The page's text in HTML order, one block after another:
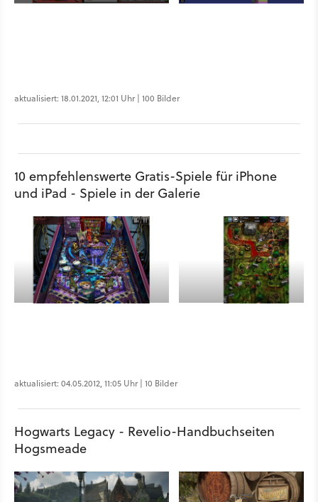
aktualisiert: 18.01.2021, 12:01 Uhr | 100 Bilder
10 empfehlenswerte Gratis-Spiele für iPhone
und iPad - Spiele in der Galerie
aktualisiert: 04.05.2012, 11:05 Uhr | 10 Bilder
Hogwarts Legacy - Revelio-Handbuchseiten
Hogsmeade